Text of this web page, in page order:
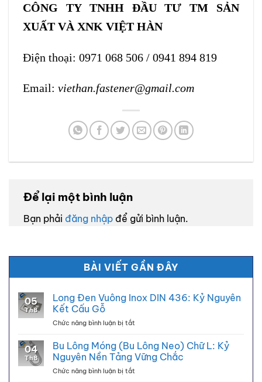
CÔNG TY TNHH ĐẦU TƯ TM SẢN
XUẤT VÀ XNK VIỆT HÀN
Điện thoại: 0971 068 506 / 0941 894 819
Email: viethan.fastener@gmail.com
Để lại một bình luận
Bạn phải đăng nhập để gửi bình luận.
BÀI VIẾT GẦN ĐÂY
05
Th8
Long Đen Vuông Inox DIN 436: Kỷ Nguyên
Kết Cấu Gỗ
Chức năng bình luận bị tắt
Đen
Vuông
Inox
04
Th8
Bu Lông Móng (Bu Lông Neo) Chữ L: Kỷ
Nguyên Nền Tảng Vững Chắc
Chức năng bình luận bị tắt